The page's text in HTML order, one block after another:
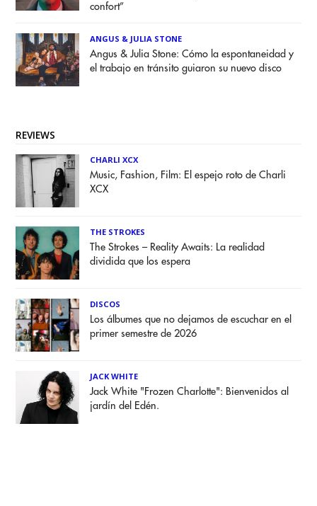
confort”
ANGUS & JULIA STONE
Angus & Julia Stone: Cómo la espontaneidad y
el trabajo en tránsito guiaron su nuevo disco
REVIEWS
CHARLI XCX
Music, Fashion, Film: El espejo roto de Charli
XCX
THE STROKES
The Strokes – Reality Awaits: La realidad
dividida que los espera
DISCOS
Los álbumes que no dejamos de escuchar en el
primer semestre de 2026
JACK WHITE
Jack White "Frozen Charlotte": Bienvenidos al
jardín del Edén.